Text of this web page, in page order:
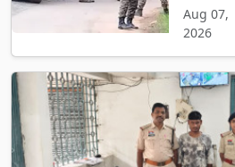
Aug 07,
2026